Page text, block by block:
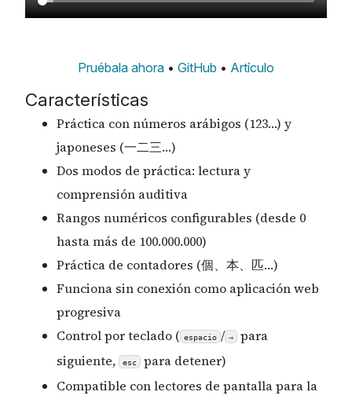
Pruébala ahora • GitHub • Artículo
Características
Práctica con números arábigos (123…) y
japoneses (一二三…)
Dos modos de práctica: lectura y
comprensión auditiva
Rangos numéricos configurables (desde 0
hasta más de 100.000.000)
Práctica de contadores (個、本、匹…)
Funciona sin conexión como aplicación web
progresiva
Control por teclado ( espacio / →
para
siguiente,
esc
para detener)
Compatible con lectores de pantalla para la